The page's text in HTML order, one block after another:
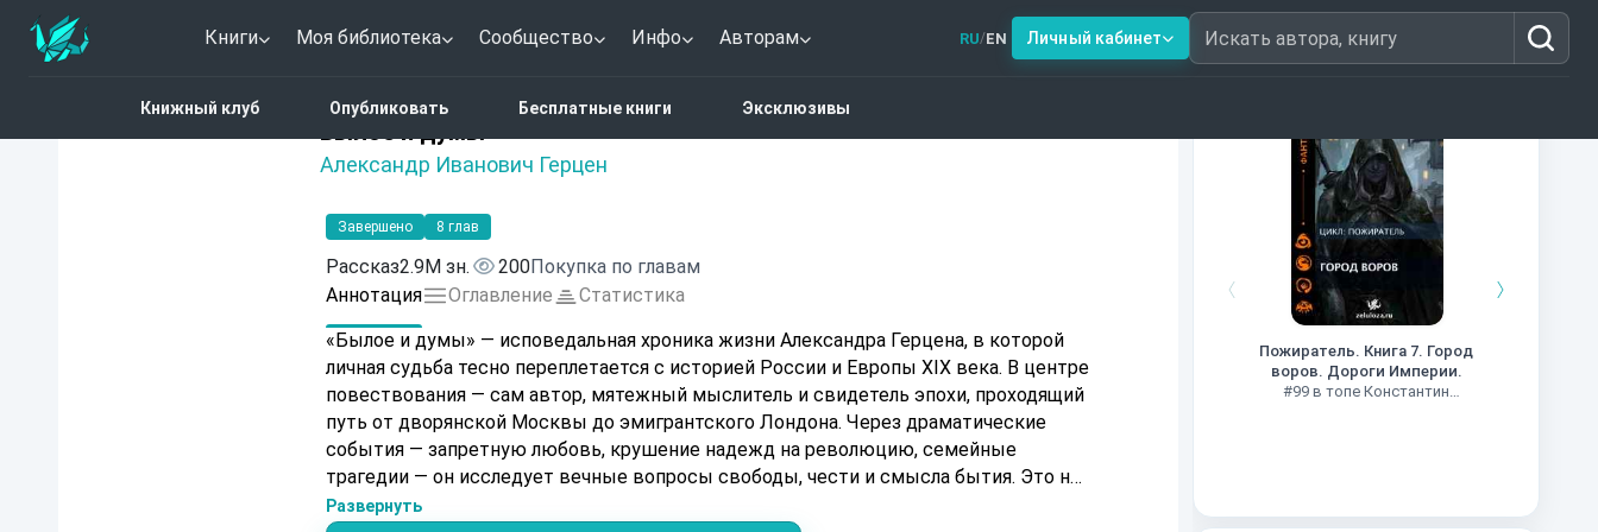
Книги Моя библиотека Сообщество Инфо Авторам RU/EN Личный кабинет Искать автора, книгу
Книжный клуб Опубликовать Бесплатные книги Эксклюзивы
Книги из топ-100
Пожиратель. Книга 7. Город
воров. Дороги Империи.
#99 в топе Константин
Былое и думы
Александр Иванович Герцен
Нет оценок
Завершено 8 глав
Рассказ2.9M зн. 200Покупка по главам
Аннотация
Оглавление
Статистика
«Былое и думы» — исповедальная хроника жизни Александра Герцена, в которой
личная судьба тесно переплетается с историей России и Европы XIX века. В центре
повествования — сам автор, мятежный мыслитель и свидетель эпохи, проходящий
путь от дворянской Москвы до эмигрантского Лондона. Через драматические
события — запретную любовь, крушение надежд на революцию, семейные
трагедии — он исследует вечные вопросы свободы, чести и смысла бытия. Это не
мемуары в привычном смысле, а живой, страстный монолог, где философские
Развернуть